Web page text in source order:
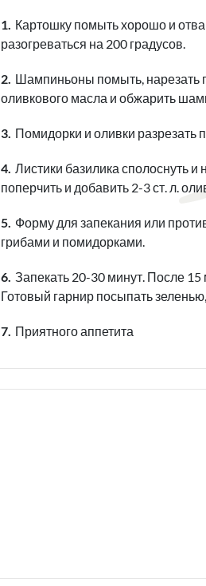
Картошку помыть хорошо и
разогреваться на 200 градусов.
Шампиньоны помыть, нарезать
оливкового масла и обжарить
Помидорки и оливки разрезать
Листики базилика сполоснуть и
поперчить и добавить 2-3 ст. л.
Форму для запекания или
грибами и помидорками.
Запекать 20-30 минут. После
Готовый гарнир посыпать
Приятного аппетита